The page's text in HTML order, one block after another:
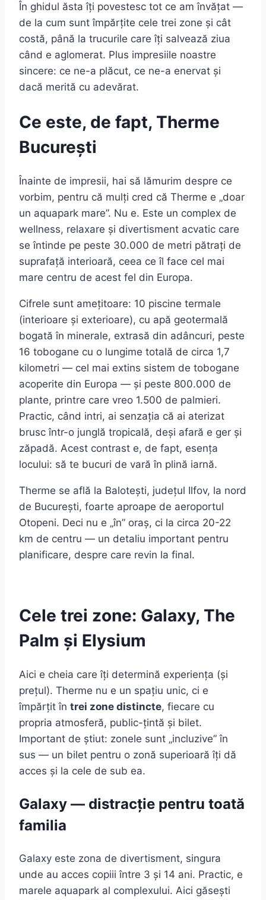
În ghidul ăsta îți povestesc tot ce am învățat —
de la cum sunt împărțite cele trei zone și cât
costă, până la trucurile care îți salvează ziua
când e aglomerat. Plus impresiile noastre
sincere: ce ne-a plăcut, ce ne-a enervat și
dacă merită cu adevărat.
Ce este, de fapt, Therme
București
Înainte de impresii, hai să lămurim despre ce
vorbim, pentru că mulți cred că Therme e „doar
un aquapark mare”. Nu e. Este un complex de
wellness, relaxare și divertisment acvatic care
se întinde pe peste 30.000 de metri pătrați de
suprafață interioară, ceea ce îl face cel mai
mare centru de acest fel din Europa.
Cifrele sunt amețitoare: 10 piscine termale
(interioare și exterioare), cu apă geotermală
bogată în minerale, extrasă din adâncuri, peste
16 tobogane cu o lungime totală de circa 1,7
kilometri — cel mai extins sistem de tobogane
acoperite din Europa — și peste 800.000 de
plante, printre care vreo 1.500 de palmieri.
Practic, când intri, ai senzația că ai aterizat
brusc într-o junglă tropicală, deși afară e ger și
zăpadă. Acest contrast e, de fapt, esența
locului: să te bucuri de vară în plină iarnă.
Therme se află la Balotești, județul Ilfov, la nord
de București, foarte aproape de aeroportul
Otopeni. Deci nu e „în” oraș, ci la circa 20-22
km de centru — un detaliu important pentru
planificare, despre care revin la final.
Cele trei zone: Galaxy, The
Palm și Elysium
Aici e cheia care îți determină experiența (și
prețul). Therme nu e un spațiu unic, ci e
împărțit în trei zone distincte, fiecare cu
propria atmosferă, public-țintă și bilet.
Important de știut: zonele sunt „incluzive” în
sus — un bilet pentru o zonă superioară îți dă
acces și la cele de sub ea.
Galaxy — distracție pentru toată
familia
Galaxy este zona de divertisment, singura
unde au acces copiii între 3 și 14 ani. Practic, e
marele aquapark al complexului. Aici găsești